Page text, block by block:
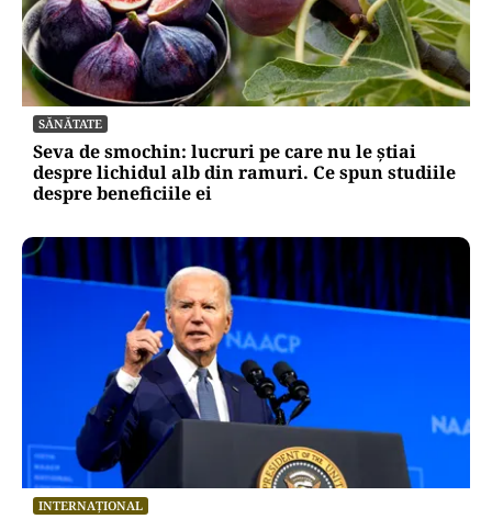
SĂNĂTATE
Seva de smochin: lucruri pe care nu le știai
despre lichidul alb din ramuri. Ce spun studiile
despre beneficiile ei
INTERNAȚIONAL